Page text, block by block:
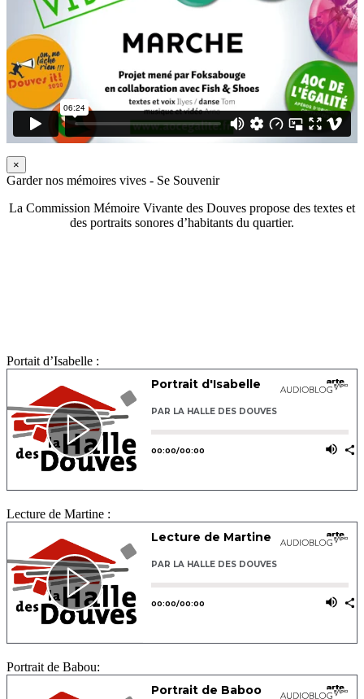
×
Garder nos mémoires vives - Se Souvenir
La Commission Mémoire Vivante des Douves propose des textes et
des portraits sonores d’habitants du quartier.
Portait d’Isabelle :
Lecture de Martine :
Portrait de Babou: